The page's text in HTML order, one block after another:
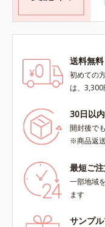
送料無料
初めての
は、
30日以
開封後で
※商品返
最短ご
一部地域
ます
サンプ